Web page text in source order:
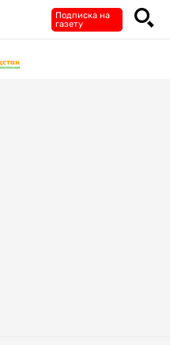
Подписка на
газету